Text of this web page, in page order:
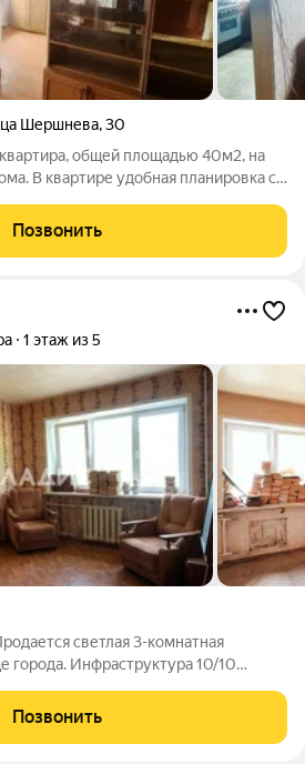
Шершнева,30
общей площадью 40м2, на
В квартире удобная планировка с
не требует переплаты за чужой
Позвонить
1 этаж из 5
светлая 3-комнатная
города. Инфраструктура 10/10
с детьми и пожилых людей)
воздуха и
Позвонить